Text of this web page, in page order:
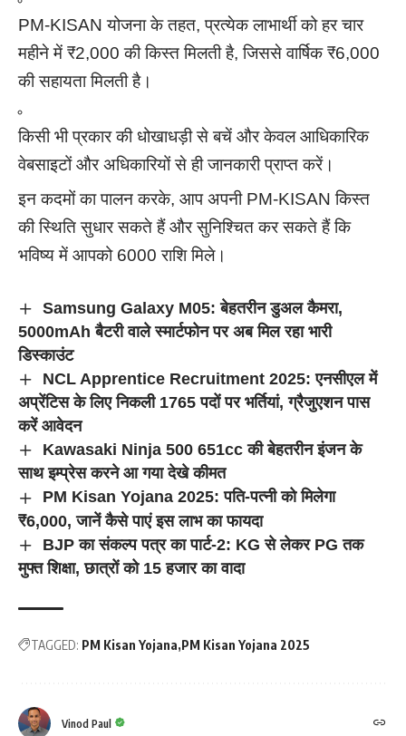
PM-KISAN योजना के तहत, प्रत्येक लाभार्थी को हर चार
महीने में ₹2,000 की किस्त मिलती है, जिससे वार्षिक ₹6,000
की सहायता मिलती है।
किसी भी प्रकार की धोखाधड़ी से बचें और केवल आधिकारिक
वेबसाइटों और अधिकारियों से ही जानकारी प्राप्त करें।
इन कदमों का पालन करके, आप अपनी PM-KISAN किस्त
की स्थिति सुधार सकते हैं और सुनिश्चित कर सकते हैं कि
भविष्य में आपको 6000 राशि मिले।
Samsung Galaxy M05: बेहतरीन डुअल कैमरा,
5000mAh बैटरी वाले स्मार्टफोन पर अब मिल रहा भारी
डिस्काउंट
NCL Apprentice Recruitment 2025: एनसीएल में
अप्रेंटिस के लिए निकली 1765 पदों पर भर्तियां, ग्रैजुएशन पास
करें आवेदन
Kawasaki Ninja 500 651cc की बेहतरीन इंजन के
साथ इम्प्रेस करने आ गया देखे कीमत
PM Kisan Yojana 2025: पति-पत्नी को मिलेगा
₹6,000, जानें कैसे पाएं इस लाभ का फायदा
BJP का संकल्‍प पत्र का पार्ट-2: KG से लेकर PG तक
मुफ्त शिक्षा, छात्रों को 15 हजार का वादा
TAGGED: PM Kisan Yojana PM Kisan Yojana 2025
Vinod Paul